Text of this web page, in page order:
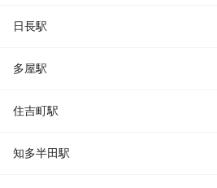
日長駅
多屋駅
住吉町駅
知多半田駅